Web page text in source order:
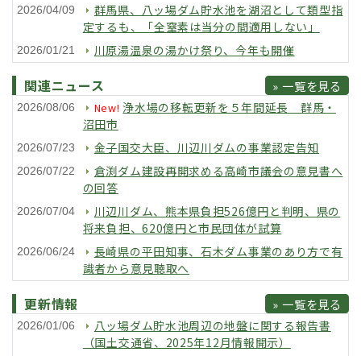
2026/04/09
群馬県、八ッ場ダム貯水池を湖沼として類型指
定するも、「全窒素は当分の間適用しない」
2026/01/21 川原湯温泉の湯かけ祭り、今年も開催
関連ニュース » 一覧を見る
2026/08/06 New! 浄水場の移転更新を５年間延長 群馬・
沼田市
2026/07/23 金子国交大臣、川辺川ダムの事業認定告知
2026/07/22
倉渕ダム建設再開求める高崎市議会の意見書へ
の回答
2026/07/04
川辺川ダム、熊本県負担526億円と判明、県の
将来負担、620億円と市民団体が試算
2026/06/24
長崎県の平田知事、石木ダム事業のあり方で有
識者から意見聴取へ
更新情報 » 一覧を見る
2026/01/06
八ッ場ダム貯水池周辺の地盤に関する報告書
（国土交通省、2025年12月情報開示）